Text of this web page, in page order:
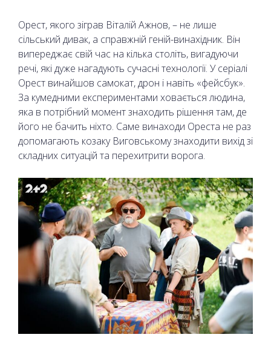
Орест, якого зіграв Віталій Ажнов, – не лише
сільський дивак, а справжній геній-винахідник. Він
випереджає свій час на кілька століть, вигадуючи
речі, які дуже нагадують сучасні технології. У серіалі
Орест винайшов самокат, дрон і навіть «фейсбук».
За кумедними експериментами ховається людина,
яка в потрібний момент знаходить рішення там, де
його не бачить ніхто. Саме винаходи Ореста не раз
допомагають козаку Виговському знаходити вихід зі
складних ситуацій та перехитрити ворога.